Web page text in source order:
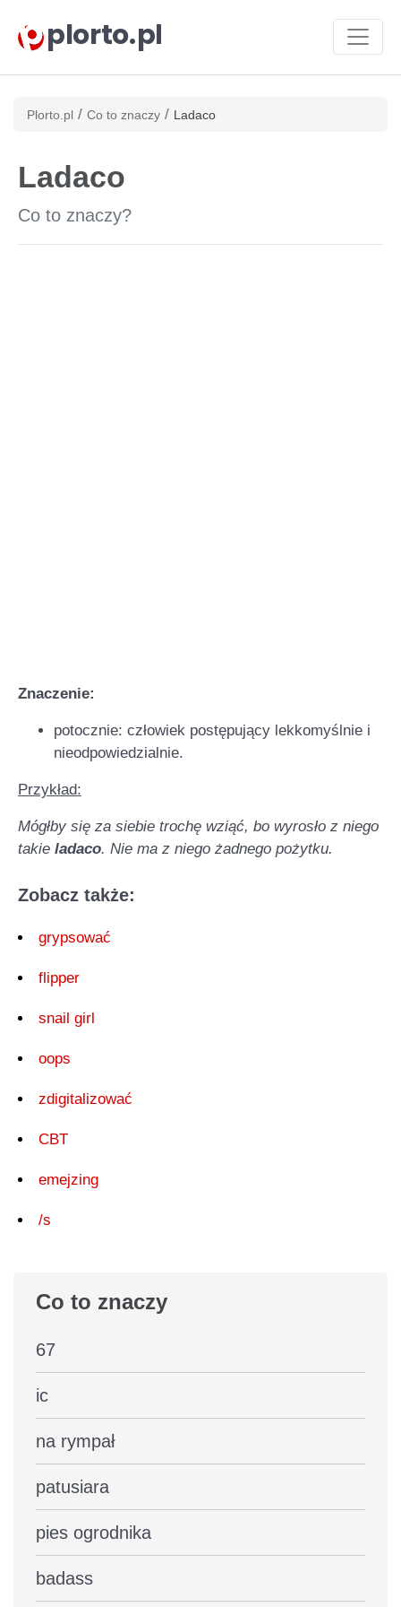
plorto.pl
Plorto.pl / Co to znaczy / Ladaco
Ladaco
Co to znaczy?
Znaczenie:
potocznie: człowiek postępujący lekkomyślnie i
nieodpowiedzialnie.
Przykład:
Mógłby się za siebie trochę wziąć, bo wyrosło z niego
takie ladaco. Nie ma z niego żadnego pożytku.
Zobacz także:
grypsować
flipper
snail girl
oops
zdigitalizować
CBT
emejzing
/s
Co to znaczy
67
ic
na rympał
patusiara
pies ogrodnika
badass